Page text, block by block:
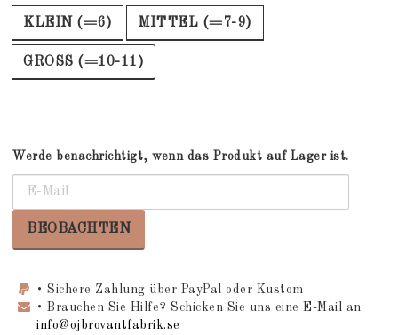
KLEIN (=6) MITTEL (=7-9)
GROSS (=10-11)
Werde benachrichtigt, wenn das Produkt auf Lager ist.
BEOBACHTEN
• Sichere Zahlung über PayPal oder Kustom
• Brauchen Sie Hilfe? Schicken Sie uns eine E-Mail an
info@ojbrovantfabrik.se